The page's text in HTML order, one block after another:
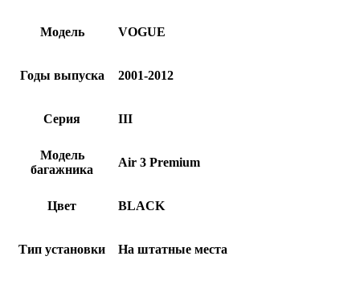
Модель VOGUE
Годы выпуска 2001-2012
Серия III
Модель
багажника
Air 3 Premium
Цвет BLACK
Тип установки На штатные места